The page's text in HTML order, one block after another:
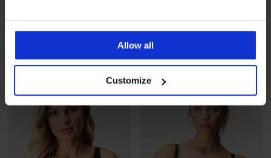
Allow all
Customize
Смаляващ сутиен Triumph
Wild Rose Sensation
Сутиен Triumph Signature
Sheer Minimizer
48,99 €